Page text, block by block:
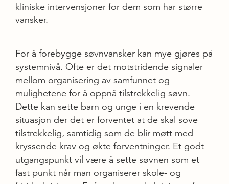
kliniske intervensjoner for dem som har større
vansker.
For å forebygge søvnvansker kan mye gjøres på
systemnivå. Ofte er det motstridende signaler
mellom organisering av samfunnet og
mulighetene for å oppnå tilstrekkelig søvn.
Dette kan sette barn og unge i en krevende
situasjon der det er forventet at de skal sove
tilstrekkelig, samtidig som de blir møtt med
kryssende krav og økte forventninger. Et godt
utgangspunkt vil være å sette søvnen som et
fast punkt når man organiserer skole- og